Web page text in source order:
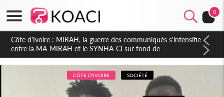
0
Côte d'Ivoire : Indépendance 2026, Thiam plaide pour un
environnement démocratique plus apaisé
CÔTE D'IVOIRE SOCIÉTÉ